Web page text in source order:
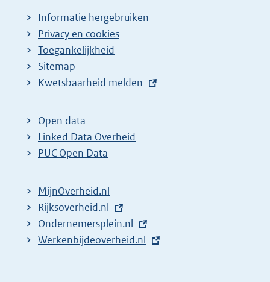
Informatie hergebruiken
Privacy en cookies
Toegankelijkheid
Sitemap
E
t
e
r
l
i
n
k
Kwetsbaarheid melden
Open data
Linked Data Overheid
PUC Open Data
MijnOverheid.nl
E
x
t
Rijksoverheid.nl
E
x
Ondernemersplein.nl
E
Werkenbijdeoverheid.nl